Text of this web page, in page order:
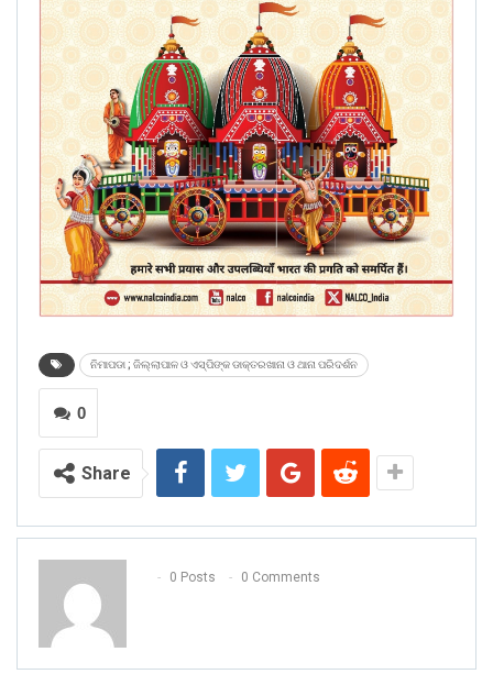
ନିମାପଡା ; ଜିଲ୍ଲାପାଳ ଓ ଏସ୍ପିଙ୍କ ଡାକ୍ତରଖାନା ଓ ଥାନା ପରିଦର୍ଶନ
0
Share
0 Posts 0 Comments